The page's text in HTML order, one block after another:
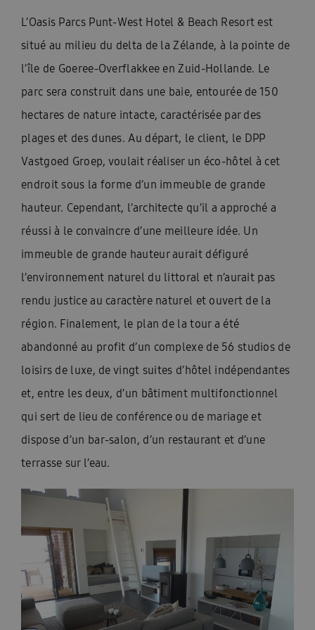
L’Oasis Parcs Punt-West Hotel & Beach Resort est
situé au milieu du delta de la Zélande, à la pointe de
l’île de Goeree-Overflakkee en Zuid-Hollande. Le
parc sera construit dans une baie, entourée de 150
hectares de nature intacte, caractérisée par des
plages et des dunes. Au départ, le client, le DPP
Vastgoed Groep, voulait réaliser un éco-hôtel à cet
endroit sous la forme d’un immeuble de grande
hauteur. Cependant, l’architecte qu’il a approché a
réussi à le convaincre d’une meilleure idée. Un
immeuble de grande hauteur aurait défiguré
l’environnement naturel du littoral et n’aurait pas
rendu justice au caractère naturel et ouvert de la
région. Finalement, le plan de la tour a été
abandonné au profit d’un complexe de 56 studios de
loisirs de luxe, de vingt suites d’hôtel indépendantes
et, entre les deux, d’un bâtiment multifonctionnel
qui sert de lieu de conférence ou de mariage et
dispose d’un bar-salon, d’un restaurant et d’une
terrasse sur l’eau.